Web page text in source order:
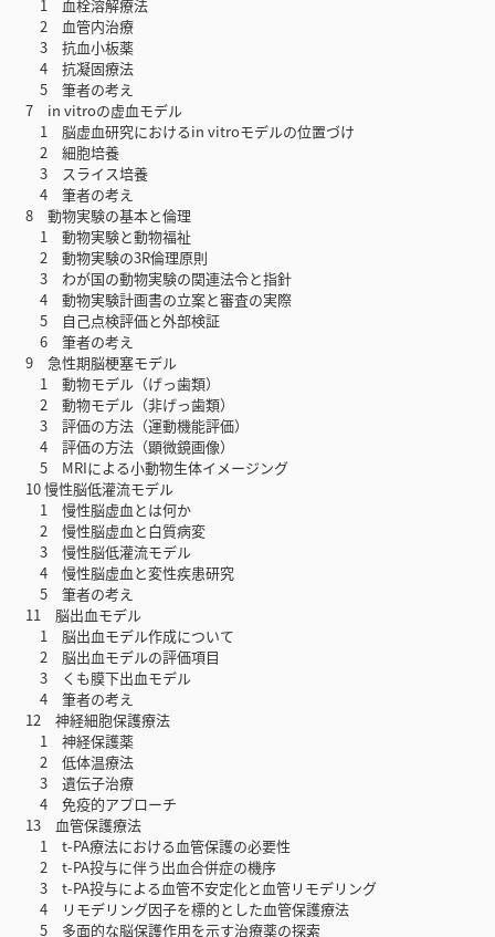
1 血栓溶解療法
2 血管内治療
3 抗血小板薬
4 抗凝固療法
5 筆者の考え
7 in vitroの虚血モデル
1 脳虚血研究におけるin vitroモデルの位置づけ
2 細胞培養
3 スライス培養
4 筆者の考え
8 動物実験の基本と倫理
1 動物実験と動物福祉
2 動物実験の3R倫理原則
3 わが国の動物実験の関連法令と指針
4 動物実験計画書の立案と審査の実際
5 自己点検評価と外部検証
6 筆者の考え
9 急性期脳梗塞モデル
1 動物モデル（げっ歯類）
2 動物モデル（非げっ歯類）
3 評価の方法（運動機能評価）
4 評価の方法（顕微鏡画像）
5 MRIによる小動物生体イメージング
10 慢性脳低灌流モデル
1 慢性脳虚血とは何か
2 慢性脳虚血と白質病変
3 慢性脳低灌流モデル
4 慢性脳虚血と変性疾患研究
5 筆者の考え
11 脳出血モデル
1 脳出血モデル作成について
2 脳出血モデルの評価項目
3 くも膜下出血モデル
4 筆者の考え
12 神経細胞保護療法
1 神経保護薬
2 低体温療法
3 遺伝子治療
4 免疫的アプローチ
13 血管保護療法
1 t-PA療法における血管保護の必要性
2 t-PA投与に伴う出血合併症の機序
3 t-PA投与による血管不安定化と血管リモデリング
4 リモデリング因子を標的とした血管保護療法
5 多面的な脳保護作用を示す治療薬の探索